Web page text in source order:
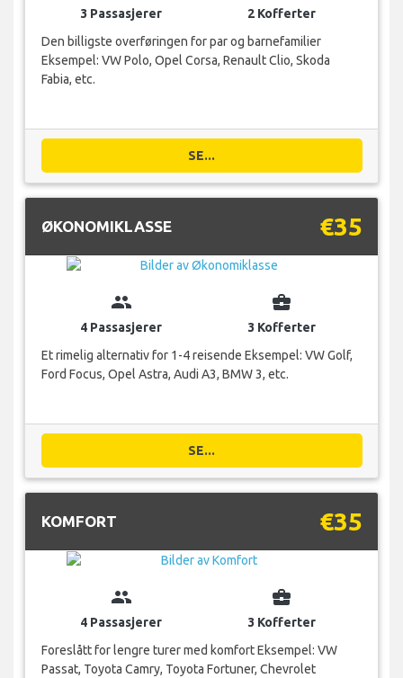
3 Passasjerer
2 Kofferter
Den billigste overføringen for par og barnefamilier
Eksempel: VW Polo, Opel Corsa, Renault Clio, Skoda
Fabia, etc.
SE...
ØKONOMIKLASSE €35
group
4 Passasjerer
business_center
3 Kofferter
Et rimelig alternativ for 1-4 reisende Eksempel: VW Golf,
Ford Focus, Opel Astra, Audi A3, BMW 3, etc.
SE...
KOMFORT €35
group
4 Passasjerer
business_center
3 Kofferter
Foreslått for lengre turer med komfort Eksempel: VW
Passat, Toyota Camry, Toyota Fortuner, Chevrolet